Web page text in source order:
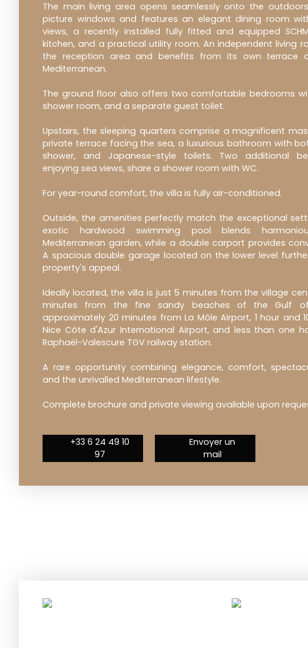
The main living area opens seamlessly onto the
picture windows and features an elegant dining room
views, a recently installed fully fitted and equipped
kitchen, and a practical utility room. An independent living
the reception area and benefits from its own terrace
Mediterranean.
The ground floor also offers two comfortable bedrooms
shower room, and a separate guest toilet.
Upstairs, the sleeping quarters comprise a magnificent
private terrace facing the sea, a luxurious bathroom with
shower, and Japanese-style toilets. Two additional
enjoying sea views, share a shower room with WC.
For year-round comfort, the villa is fully air-conditioned.
Outside, the amenities perfectly match the exceptional
exotic hardwood swimming pool blends
Mediterranean garden, while a double carport provides
A spacious double garage located on the lower level
property's appeal.
Ideally located, the villa is just 5 minutes from the village
minutes from the fine sandy beaches of the Gulf of
approximately 20 minutes from La Môle Airport, 1 hour and
Nice Côte d'Azur International Airport, and less than one
Raphaël-Valescure TGV railway station.
A rare opportunity combining elegance, comfort,
and the unrivalled Mediterranean lifestyle.
Complete brochure and private viewing available upon
+33 6 24 49 10
97
Envoyer un
mail